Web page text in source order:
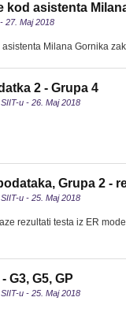
kod asistenta
27. Maj 2018
asistenta Milana Gornika
2 - Grupa 4
u - 26. Maj 2018
Grupa 2 -
u - 25. Maj 2018
rezultati testa iz ER
G3, G5, GP
u - 25. Maj 2018